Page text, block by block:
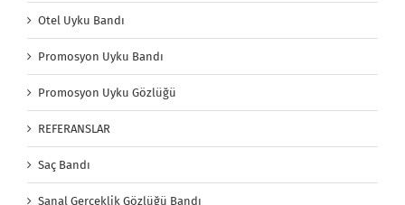
Otel Uyku Bandı
Promosyon Uyku Bandı
Promosyon Uyku Gözlüğü
REFERANSLAR
Saç Bandı
Sanal Gerçeklik Gözlüğü Bandı